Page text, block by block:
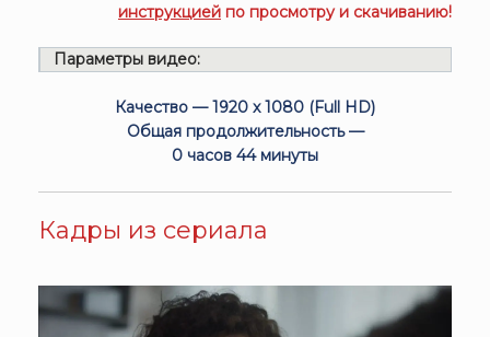
инструкцией по просмотру и скачиванию!
Параметры видео:
Качество — 1920 x 1080 (Full HD)
Общая продолжительность —
0 часов 44 минуты
Кадры из сериала